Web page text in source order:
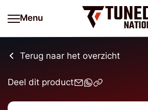
Menu
Terug naar het overzicht
Deel dit product